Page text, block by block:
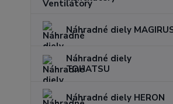
Náhradné diely
Náhradné diely
TOHATSU
Náhradné diely HERON